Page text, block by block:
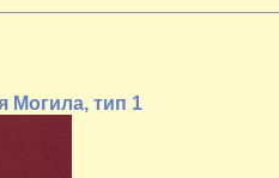
Могила, тип 1